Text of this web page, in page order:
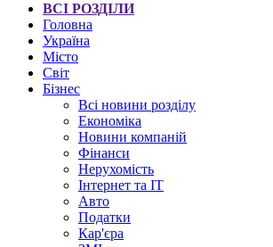
ВСІ РОЗДІЛИ
Головна
Україна
Місто
Світ
Бізнес
Всі новини розділу
Економіка
Новини компаній
Фінанси
Нерухомість
Інтернет та IT
Авто
Податки
Кар'єра